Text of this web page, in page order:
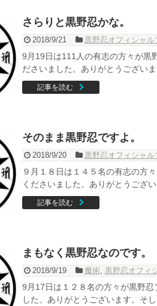
さらりと黒野忍かな。
2018/9/21 黒野忍オフィシャル
9月19日は111人の有志の方々が黒
ださいました。ありがとうござい
記事を読む
そのまま黒野忍ですよ。
2018/9/20 黒野忍オフィシャル
９月１８日は１４５名の有志の方
くださいました。ありがとうござ
記事を読む
まもなく黒野忍なのです。
2018/9/19 魔術, 黒野忍オフィ
9月17日は１２８名の方々が黒野
した。ありがとうございます。そ